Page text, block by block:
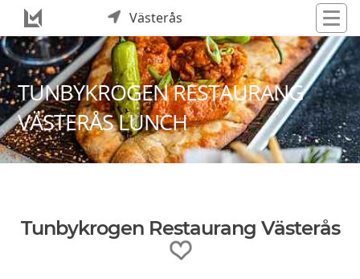
Västerås
TUNBYKROGEN RESTAURANG
VÄSTERÅS LUNCH
Tunbykrogen Restaurang Västerås